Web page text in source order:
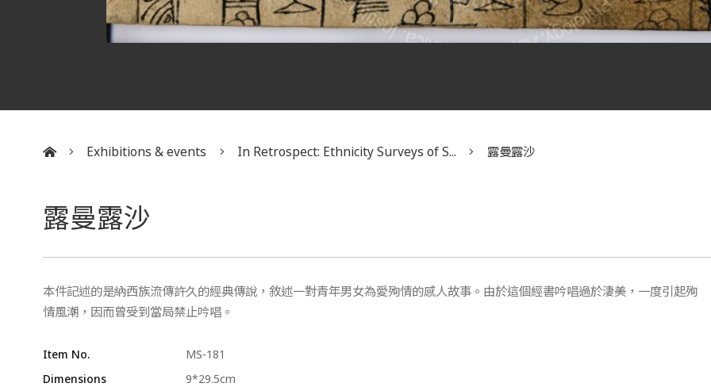
Exhibitions & events In Retrospect: Ethnicity Surveys of S... 露曼露沙
露曼露沙
本件記述的是納西族流傳許久的經典傳說，敘述一對青年男女為愛殉情的感人故事。由於這個經書吟唱過於淒美，一度引起殉
情風潮，因而曾受到當局禁止吟唱。
Item No.
MS-181
Dimensions
9*29.5cm